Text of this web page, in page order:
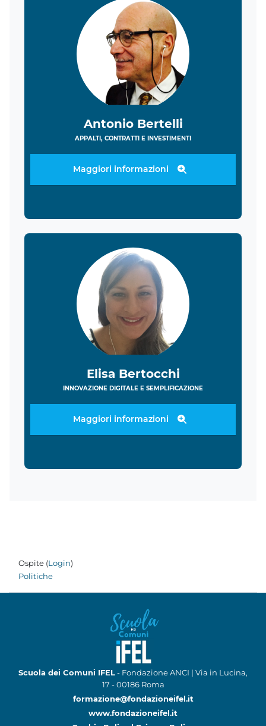
Antonio Bertelli
APPALTI, CONTRATTI E INVESTIMENTI
Maggiori informazioni
Elisa Bertocchi
INNOVAZIONE DIGITALE E SEMPLIFICAZIONE
Maggiori informazioni
Ospite (Login)
Politiche
Scuola dei Comuni IFEL- Fondazione ANCI | Via in Lucina,
17 - 00186 Roma
formazione@fondazioneifel.it
www.fondazioneifel.it